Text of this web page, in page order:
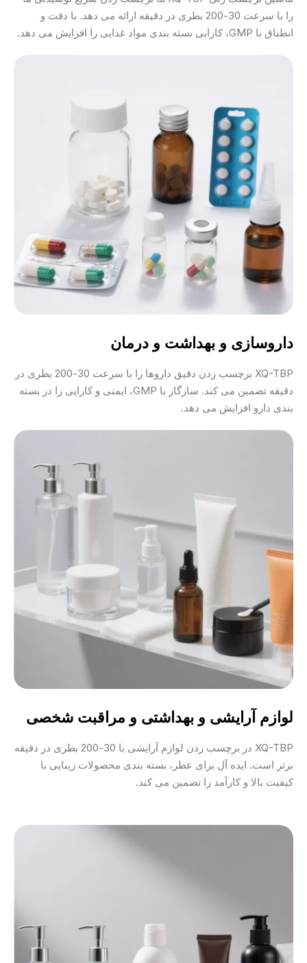
را با سرعت 30-200 بطری در دقیقه ارائه می دهد. با دقت و
انطباق با GMP، کارایی بسته بندی مواد غذایی را افزایش می دهد.
داروسازی و بهداشت و درمان
XQ-TBP برچسب زدن دقیق داروها را با سرعت 30-200 بطری در
دقیقه تضمین می کند. سازگار با GMP، ایمنی و کارایی را در بسته
بندی دارو افزایش می دهد.
لوازم آرایشی و بهداشتی و مراقبت شخصی
XQ-TBP در برچسب زدن لوازم آرایشی با 30-200 بطری در دقیقه
برتر است. ایده آل برای عطر، بسته بندی محصولات زیبایی با
کیفیت بالا و کارآمد را تضمین می کند.